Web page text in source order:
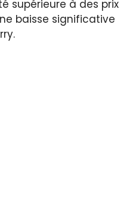
supérieure à des prix
baisse significative